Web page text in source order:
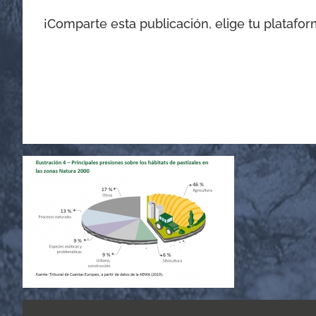
¡Comparte esta publicación, elige tu